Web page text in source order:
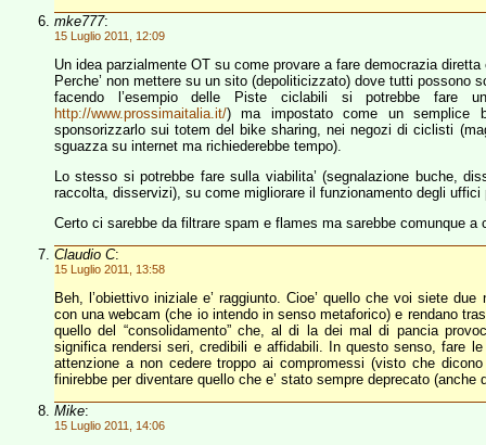
mke777:
15 Luglio 2011, 12:09
Un idea parzialmente OT su come provare a fare democrazia diretta
Perche’ non mettere su un sito (depoliticizzato) dove tutti possono
facendo l’esempio delle Piste ciclabili si potrebbe fare
http://www.prossimaitalia.it/) ma impostato come un semplice
sponsorizzarlo sui totem del bike sharing, nei negozi di ciclisti
sguazza su internet ma richiederebbe tempo).
Lo stesso si potrebbe fare sulla viabilita’ (segnalazione buche,
raccolta, disservizi), su come migliorare il funzionamento degli
Certo ci sarebbe da filtrare spam e flames ma sarebbe comunque a
Claudio C:
15 Luglio 2011, 13:58
Beh, l’obiettivo iniziale e’ raggiunto. Cioe’ quello che voi siete
con una webcam (che io intendo in senso metaforico) e rendano
quello del “consolidamento” che, al di la dei mal di pancia
significa rendersi seri, credibili e affidabili. In questo senso, fare
attenzione a non cedere troppo ai compromessi (visto che
finirebbe per diventare quello che e’ stato sempre deprecato (anche
Mike:
15 Luglio 2011, 14:06